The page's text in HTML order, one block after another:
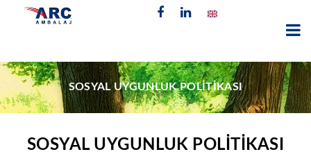
SOSYAL UYGUNLUK POLİTİKASI
SOSYAL UYGUNLUK POLİTİKASI